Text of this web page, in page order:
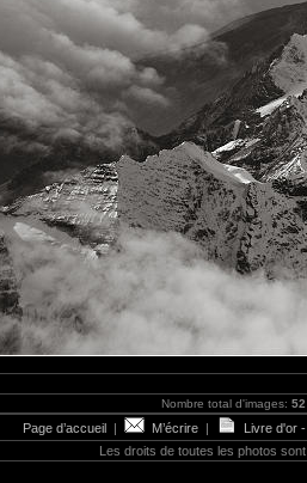
Nombre total d'images: 52
Page d’accueil | M’écrire |
Livre d'or
Les droits de toutes les photos